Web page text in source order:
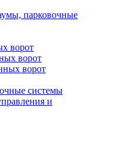
парковочные
ворот
ворот
ворот
системы
и